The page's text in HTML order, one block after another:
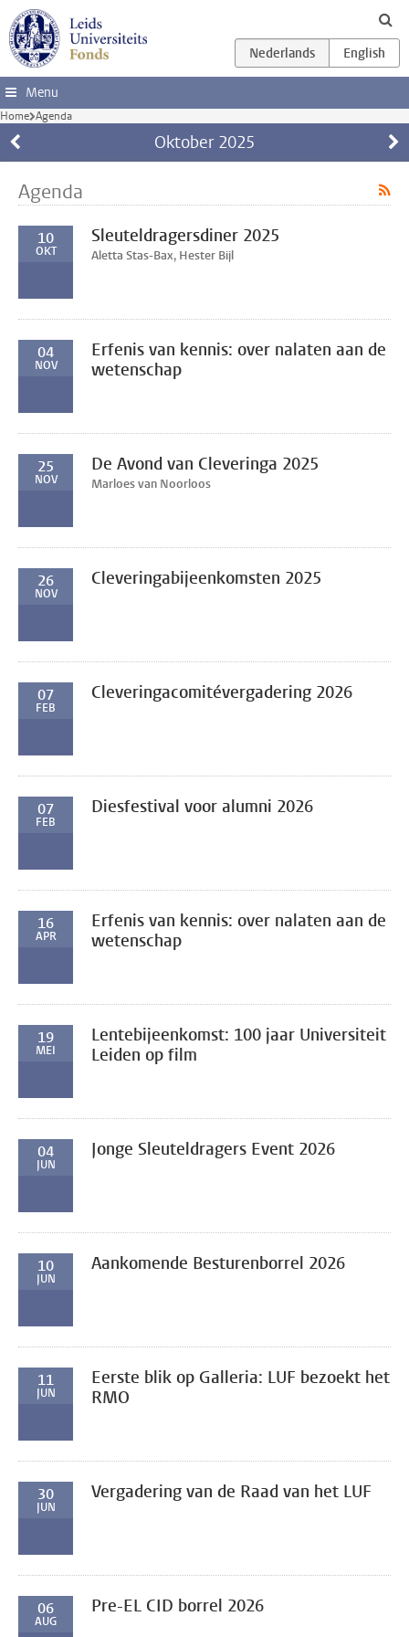
Ga direct naar de inhoud
Menu
Home Agenda
Oktober 2025
Agenda
10
OKT
Sleuteldragersdiner 2025
Aletta Stas-Bax, Hester Bijl
04
NOV
Erfenis van kennis: over nalaten aan de
wetenschap
25
NOV
De Avond van Cleveringa 2025
Marloes van Noorloos
26
NOV
Cleveringabijeenkomsten 2025
07
FEB
Cleveringacomitévergadering 2026
07
FEB
Diesfestival voor alumni 2026
16
APR
Erfenis van kennis: over nalaten aan de
wetenschap
19
MEI
Lentebijeenkomst: 100 jaar Universiteit
Leiden op film
04
JUN
Jonge Sleuteldragers Event 2026
10
JUN
Aankomende Besturenborrel 2026
11
JUN
Eerste blik op Galleria: LUF bezoekt het
RMO
30
JUN
Vergadering van de Raad van het LUF
06
AUG
Pre-EL CID borrel 2026